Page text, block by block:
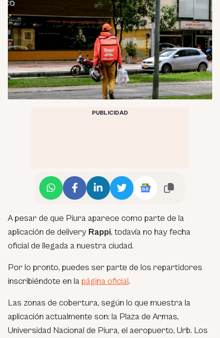
PUBLICIDAD
A pesar de que Piura aparece como parte de la
aplicación de delivery Rappi, todavía no hay fecha
oficial de llegada a nuestra ciudad.
Por lo pronto, puedes ser parte de los repartidores
inscribiéndote en la página oficial.
Las zonas de cobertura, según lo que muestra la
aplicación actualmente son: la Plaza de Armas,
Universidad Nacional de Piura, el aeropuerto, Urb. Los